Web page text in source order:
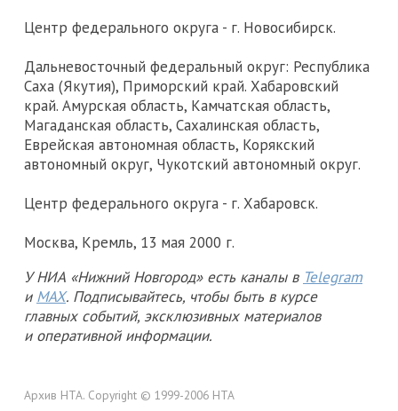
Центр федерального округа - г. Новосибирск.
Дальневосточный федеральный округ: Республика
Саха (Якутия), Приморский край. Хабаровский
край. Амурская область, Камчатская область,
Магаданская область, Сахалинская область,
Еврейская автономная область, Корякский
автономный округ, Чукотский автономный округ.
Центр федерального округа - г. Хабаровск.
Москва, Кремль, 13 мая 2000 г.
У НИА «Нижний Новгород» есть каналы в Telegram
и MAX. Подписывайтесь, чтобы быть в курсе
главных событий, эксклюзивных материалов
и оперативной информации.
Архив НТА. Copyright © 1999-2006 НТА